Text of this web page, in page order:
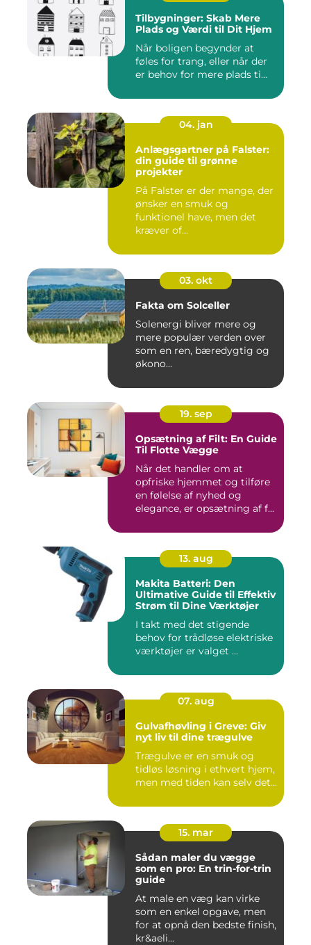
Tilbygninger: Skab Mere
Plads og Værdi til Dit Hjem
Når boligen begynder at
føles for trang, eller når der
er behov for mere plads ti...
04. jan
Anlægsgartner på Falster:
din guide til grønne
projekter
På Falster er der mange, der
ønsker en smuk og
funktionel have, men det
kræver of...
03. okt
Fakta om Solceller
Solenergi bliver mere og
mere populær verden over
som en ren, bæredygtig og
økono...
19. sep
Opsætning af Filt: En Guide
Til Flotte Vægge
Når det handler om at
opfriske hjemmet og tilføre
en følelse af nyhed og
elegance, er opsætning af f...
13. aug
Makita Batteri: Den
Ultimative Guide til Effektiv
Strøm til Dine Værktøjer
I takt med det stigende
behov for trådløse elektriske
værktøjer er valget ...
07. aug
Gulvafhøvling i Greve: Giv
nyt liv til dine trægulve
Trægulve er en smuk og
tidløs løsning i ethvert hjem,
men med tiden kan selv det...
15. mar
Sådan maler du vægge
som en pro: En trin-for-trin
guide
At male en væg kan virke
som en enkel opgave, men
for at opnå den bedste finish,
kr&aeli...